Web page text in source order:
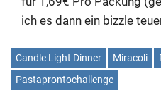
ich es dann ein bizzle
Candle Light Dinner Miracoli
Pastaprontochallenge